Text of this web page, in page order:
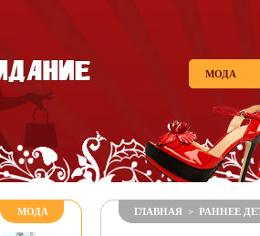
МОДА
МОДА ГЛАВНАЯ > РАННЕЕ